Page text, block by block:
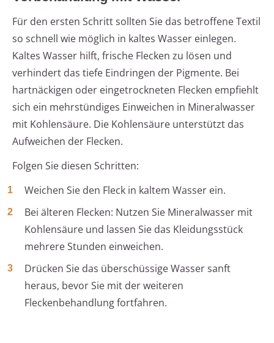
Für den ersten Schritt sollten Sie das betroffene Textil
so schnell wie möglich in kaltes Wasser einlegen.
Kaltes Wasser hilft, frische Flecken zu lösen und
verhindert das tiefe Eindringen der Pigmente. Bei
hartnäckigen oder eingetrockneten Flecken empfiehlt
sich ein mehrstündiges Einweichen in Mineralwasser
mit Kohlensäure. Die Kohlensäure unterstützt das
Aufweichen der Flecken.
Folgen Sie diesen Schritten:
Weichen Sie den Fleck in kaltem Wasser ein.
Bei älteren Flecken: Nutzen Sie Mineralwasser mit
Kohlensäure und lassen Sie das Kleidungsstück
mehrere Stunden einweichen.
Drücken Sie das überschüssige Wasser sanft
heraus, bevor Sie mit der weiteren
Fleckenbehandlung fortfahren.